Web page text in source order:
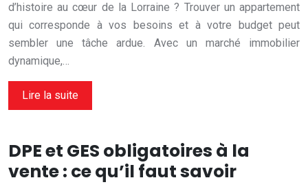
d’histoire au cœur de la Lorraine ? Trouver un appartement
qui corresponde à vos besoins et à votre budget peut
sembler une tâche ardue. Avec un marché immobilier
dynamique,…
Lire la suite
DPE et GES obligatoires à la
vente : ce qu’il faut savoir